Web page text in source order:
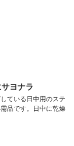
ヨナラ
ている日中用のステ
品です。日中に乾燥